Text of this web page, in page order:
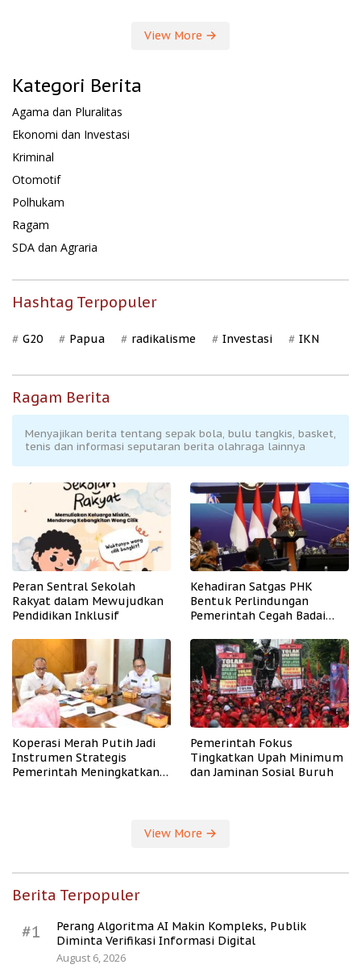
View More
Kategori Berita
Agama dan Pluralitas
Ekonomi dan Investasi
Kriminal
Otomotif
Polhukam
Ragam
SDA dan Agraria
Hashtag Terpopuler
G20 Papua radikalisme Investasi IKN
Ragam Berita
Menyajikan berita tentang sepak bola, bulu tangkis, basket,
tenis dan informasi seputaran berita olahraga lainnya
Peran Sentral Sekolah
Rakyat dalam Mewujudkan
Pendidikan Inklusif
Kehadiran Satgas PHK
Bentuk Perlindungan
Pemerintah Cegah Badai
Koperasi Merah Putih Jadi
Instrumen Strategis
Pemerintah Meningkatkan
Pemerintah Fokus
Tingkatkan Upah Minimum
dan Jaminan Sosial Buruh
View More
Berita Terpopuler
#1
Perang Algoritma AI Makin Kompleks, Publik
Diminta Verifikasi Informasi Digital
August 6, 2026